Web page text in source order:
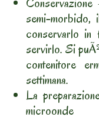
semi-
conservarlo
servirlo. Si
contenitore
settimana.
La
microonde